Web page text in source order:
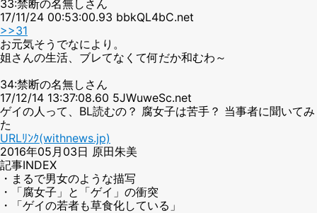
33:禁断の名無しさん
17/11/24 00:53:00.93 bbkQL4bC.net
>>31
お元気そうでなにより。
姐さんの生活、ブレてなくて何だか和むわ～
34:禁断の名無しさん
17/12/14 13:37:08.60 5JWuweSc.net
ゲイの人って、BL読むの？ 腐女子は苦手？ 当事者に聞いてみ
た
URLﾘﾝｸ(withnews.jp)
2016年05月03日 原田朱美
記事INDEX
・まるで男女のような描写
・「腐女子」と「ゲイ」の衝突
・「ゲイの若者も草食化している」